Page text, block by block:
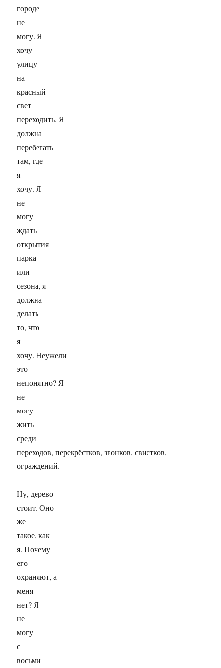
городе
не
могу. Я
хочу
улицу
на
красный
свет
переходить. Я
должна
перебегать
там, где
я
хочу. Я
не
могу
ждать
открытия
парка
или
сезона, я
должна
делать
то, что
я
хочу. Неужели
это
непонятно? Я
не
могу
жить
среди
переходов, перекрёстков, звонков, свистков,
ограждений.
Ну, дерево
стоит. Оно
же
такое, как
я. Почему
его
охраняют, а
меня
нет? Я
не
могу
с
восьми